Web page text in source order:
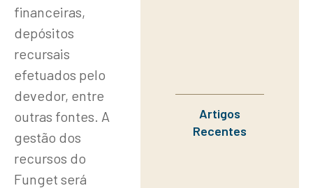
financeiras,
depósitos
recursais
efetuados pelo
devedor, entre
outras fontes. A
gestão dos
recursos do
Funget será
Artigos
Recentes